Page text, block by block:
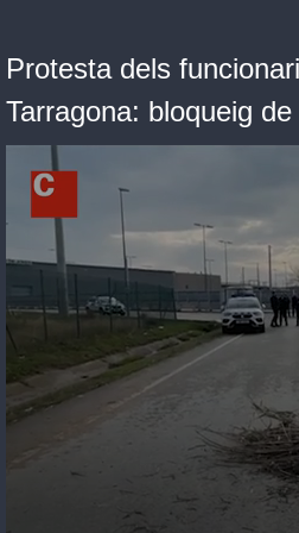
Protesta dels
Tarragona: bloqueig